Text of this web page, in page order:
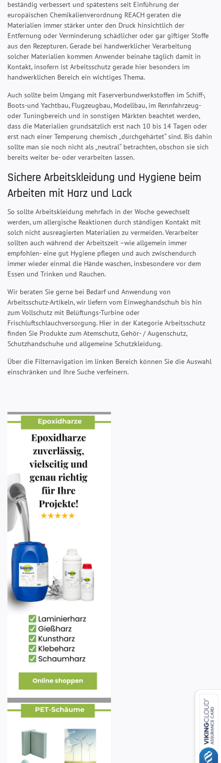
beständig verbessert und spätestens seit Einführung der
europäischen Chemikalienverordnung REACH geraten die
Materialien immer stärker unter den Druck hinsichtlich der
Entfernung oder Verminderung schädlicher oder gar giftiger Stoffe
aus den Rezepturen. Gerade bei handwerklicher Verarbeitung
solcher Materialien kommen Anwender beinahe täglich damit in
Kontakt, insofern ist Arbeitsschutz gerade hier besonders im
handwerklichen Bereich ein wichtiges Thema.
Auch sollte beim Umgang mit Faserverbundwerkstoffen im Schiff-,
Boots-und Yachtbau, Flugzeugbau, Modellbau, im Rennfahrzeug-
oder Tuningbereich und in sonstigen Märkten beachtet werden,
dass die Materialien grundsätzlich erst nach 10 bis 14 Tagen oder
erst nach einer Temperung chemisch „durchgehärtet“ sind. Bis dahin
sollte man sie noch nicht als „neutral“ betrachten, obschon sie sich
bereits weiter be- oder verarbeiten lassen.
Sichere Arbeitskleidung und Hygiene beim
Arbeiten mit Harz und Lack
So sollte Arbeitskleidung mehrfach in der Woche gewechselt
werden, um allergische Reaktionen durch ständigen Kontakt mit
solch nicht ausreagierten Materialien zu vermeiden. Verarbeiter
sollten auch während der Arbeitszeit –wie allgemein immer
empfohlen- eine gut Hygiene pflegen und auch zwischendurch
immer wieder einmal die Hände waschen, insbesondere vor dem
Essen und Trinken und Rauchen.
Wir beraten Sie gerne bei Bedarf und Anwendung von
Arbeitsschutz-Artikeln, wir liefern vom Einweghandschuh bis hin
zum Vollschutz mit Belüftungs-Turbine oder
Frischluftschlauchversorgung. Hier in der Kategorie Arbeitsschutz
finden Sie Produkte zum Atemschutz, Gehör- / Augenschutz,
Schutzhandschuhe und allgemeine Schutzkleidung.
Über die Filternavigation im linken Bereich können Sie die Auswahl
einschränken und Ihre Suche verfeinern.